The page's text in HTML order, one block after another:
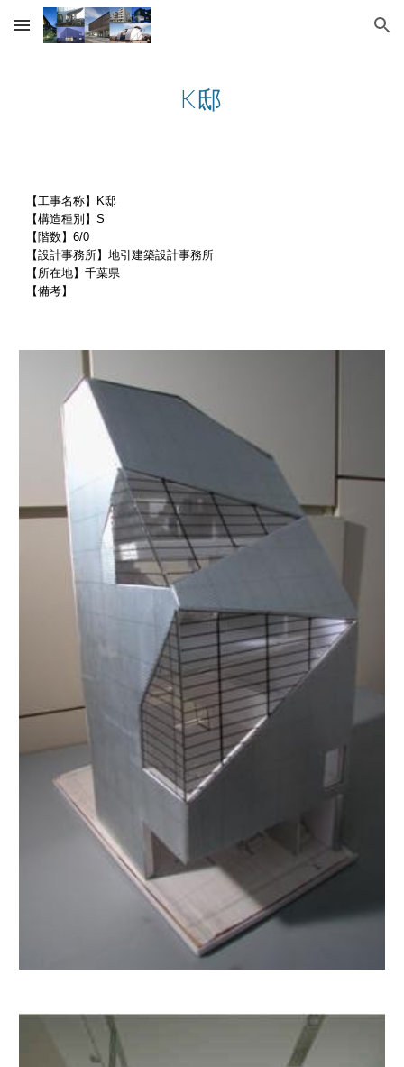
Skip to main content Skip to navigation
K邸
【工事名称】K邸
【構造種別】S
【階数】6/0
【設計事務所】地引建築設計事務所
【所在地】千葉県
【備考】